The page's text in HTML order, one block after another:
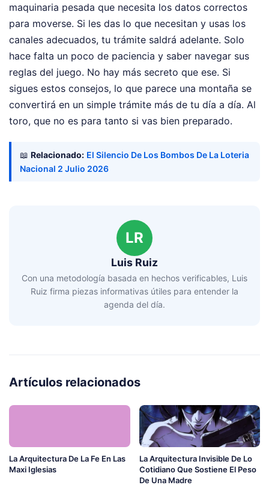
maquinaria pesada que necesita los datos correctos
para moverse. Si les das lo que necesitan y usas los
canales adecuados, tu trámite saldrá adelante. Solo
hace falta un poco de paciencia y saber navegar sus
reglas del juego. No hay más secreto que ese. Si
sigues estos consejos, lo que parece una montaña se
convertirá en un simple trámite más de tu día a día. Al
toro, que no es para tanto si vas bien preparado.
📖 Relacionado: El Silencio De Los Bombos De La Loteria
Nacional 2 Julio 2026
LR
Luis Ruiz
Con una metodología basada en hechos verificables, Luis
Ruiz firma piezas informativas útiles para entender la
agenda del día.
Artículos relacionados
La Arquitectura De La Fe En Las
Maxi Iglesias
La Arquitectura Invisible De Lo
Cotidiano Que Sostiene El Peso
De Una Madre